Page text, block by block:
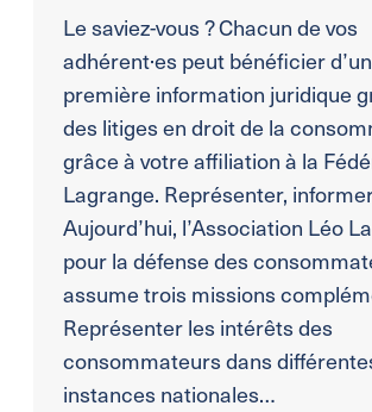
Le saviez-vous ? Chacun de vos
adhérent·es peut bénéficier
première information juridique
des litiges en droit de la
grâce à votre affiliation à la
Lagrange. Représenter,
Aujourd’hui, l’Association Léo
pour la défense des
assume trois missions
Représenter les intérêts des
consommateurs dans
instances nationales…